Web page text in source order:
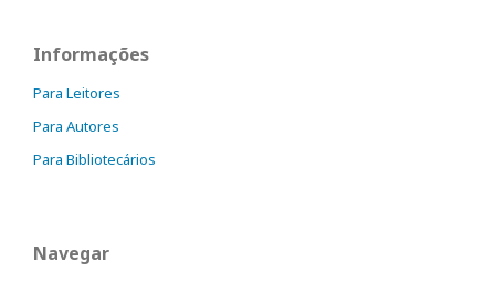
Informações
Para Leitores
Para Autores
Para Bibliotecários
Navegar